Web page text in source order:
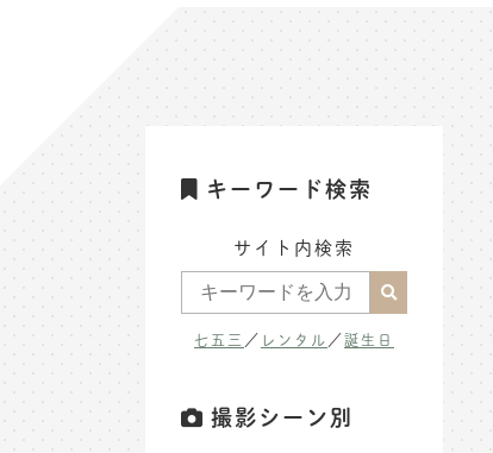
キーワード検索
サイト内検索
七五三 ／ レンタル ／誕生日
撮影シーン別